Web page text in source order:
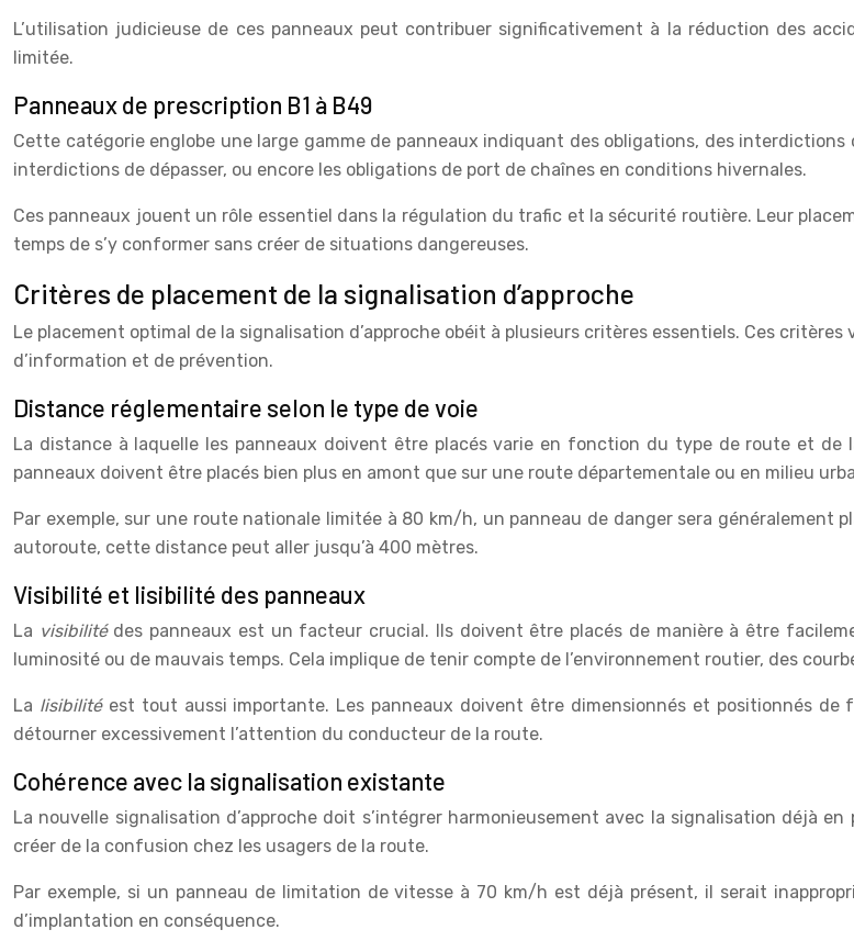
L’utilisation judicieuse de ces panneaux peut contribuer significativement à la réduction des
limitée.
Panneaux de prescription B1 à B49
Cette catégorie englobe une large gamme de panneaux indiquant des obligations, des
interdictions de dépasser, ou encore les obligations de port de chaînes en conditions hivernales.
Ces panneaux jouent un rôle essentiel dans la régulation du trafic et la sécurité routière. Leur
temps de s’y conformer sans créer de situations dangereuses.
Critères de placement de la signalisation d’approche
Le placement optimal de la signalisation d’approche obéit à plusieurs critères essentiels. Ces
d’information et de prévention.
Distance réglementaire selon le type de voie
La distance à laquelle les panneaux doivent être placés varie en fonction du type de route et de
panneaux doivent être placés bien plus en amont que sur une route départementale ou en milieu
Par exemple, sur une route nationale limitée à 80 km/h, un panneau de danger sera généralement
autoroute, cette distance peut aller jusqu’à 400 mètres.
Visibilité et lisibilité des panneaux
La visibilité des panneaux est un facteur crucial. Ils doivent être placés de manière à être
luminosité ou de mauvais temps. Cela implique de tenir compte de l’environnement routier, des
La lisibilité est tout aussi importante. Les panneaux doivent être dimensionnés et positionnés
détourner excessivement l’attention du conducteur de la route.
Cohérence avec la signalisation existante
La nouvelle signalisation d’approche doit s’intégrer harmonieusement avec la signalisation déjà
créer de la confusion chez les usagers de la route.
Par exemple, si un panneau de limitation de vitesse à 70 km/h est déjà présent, il serait
d’implantation en conséquence.